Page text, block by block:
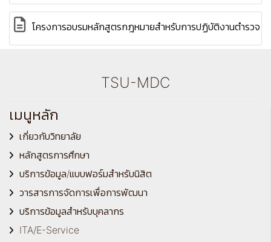
โครงการอบรมหลักสูตรกฎหมายสำหรับการปฏิบัติงานตำรวจ
TSU-MDC
เมนูหลัก
เกี่ยวกับวิทยาลัย
หลักสูตรการศึกษา
บริการข้อมูล/แบบฟอร์มสำหรับนิสิต
วารสารการจัดการเพื่อการพัฒนา
บริการข้อมูลสำหรับบุคลากร
ITA/E-Service